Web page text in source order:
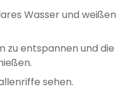
Wasser und weißen
zu entspannen und die
sehen.